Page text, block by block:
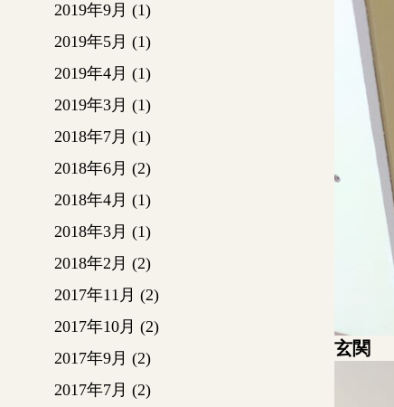
2019年9月 (1)
2019年5月 (1)
2019年4月 (1)
2019年3月 (1)
2018年7月 (1)
2018年6月 (2)
2018年4月 (1)
2018年3月 (1)
2018年2月 (2)
2017年11月 (2)
2017年10月 (2)
2017年9月 (2)
2017年7月 (2)
玄関